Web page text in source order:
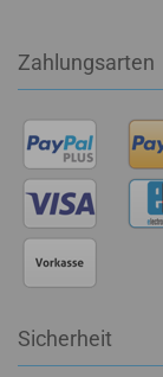
Zahlungsarten
Sicherheit